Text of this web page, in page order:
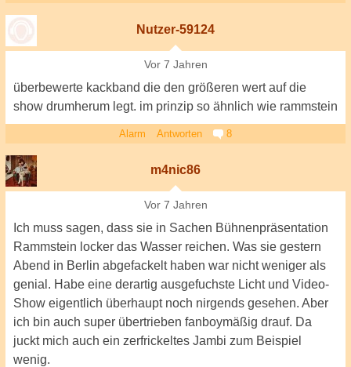
Nutzer-59124
Vor 7 Jahren
überbewerte kackband die den größeren wert auf die
show drumherum legt. im prinzip so ähnlich wie rammstein
Alarm Antworten 8
m4nic86
Vor 7 Jahren
Ich muss sagen, dass sie in Sachen Bühnenpräsentation
Rammstein locker das Wasser reichen. Was sie gestern
Abend in Berlin abgefackelt haben war nicht weniger als
genial. Habe eine derartig ausgefuchste Licht und Video-
Show eigentlich überhaupt noch nirgends gesehen. Aber
ich bin auch super übertrieben fanboymäßig drauf. Da
juckt mich auch ein zerfrickeltes Jambi zum Beispiel
wenig.